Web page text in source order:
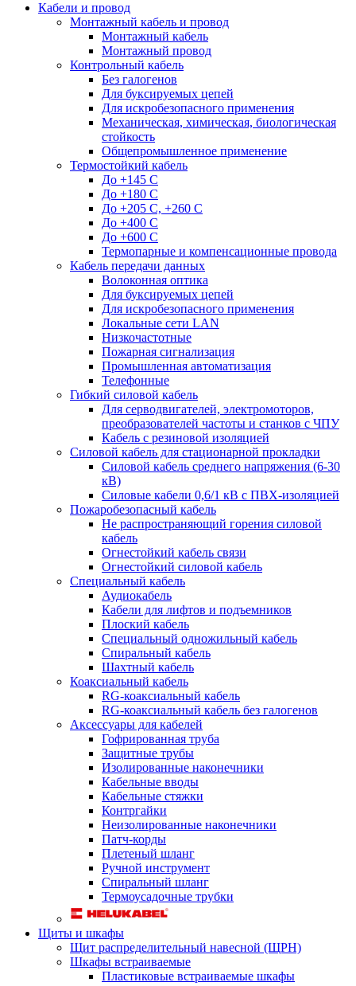
Кабели и провод
Монтажный кабель и провод
Монтажный кабель
Монтажный провод
Контрольный кабель
Без галогенов
Для буксируемых цепей
Для искробезопасного применения
Механическая, химическая, биологическая
стойкость
Общепромышленное применение
Термостойкий кабель
До +145 С
До +180 C
До +205 С, +260 С
До +400 C
До +600 С
Термопарные и компенсационные провода
Кабель передачи данных
Волоконная оптика
Для буксируемых цепей
Для искробезопасного применения
Локальные сети LAN
Низкочастотные
Пожарная сигнализация
Промышленная автоматизация
Телефонные
Гибкий силовой кабель
Для серводвигателей, электромоторов,
преобразователей частоты и станков с ЧПУ
Кабель с резиновой изоляцией
Силовой кабель для стационарной прокладки
Силовой кабель среднего напряжения (6-30
кВ)
Силовые кабели 0,6/1 кВ с ПВХ-изоляцией
Пожаробезопасный кабель
Не распространяющий горения силовой
кабель
Огнестойкий кабель связи
Огнестойкий силовой кабель
Специальный кабель
Аудиокабель
Кабели для лифтов и подъемников
Плоский кабель
Специальный одножильный кабель
Спиральный кабель
Шахтный кабель
Коаксиальный кабель
RG-коаксиальный кабель
RG-коаксиальный кабель без галогенов
Аксессуары для кабелей
Гофрированная труба
Защитные трубы
Изолированные наконечники
Кабельные вводы
Кабельные стяжки
Контргайки
Неизолированные наконечники
Патч-корды
Плетеный шланг
Ручной инструмент
Спиральный шланг
Термоусадочные трубки
Щиты и шкафы
Щит распределительный навесной (ЩРН)
Шкафы встраиваемые
Пластиковые встраиваемые шкафы